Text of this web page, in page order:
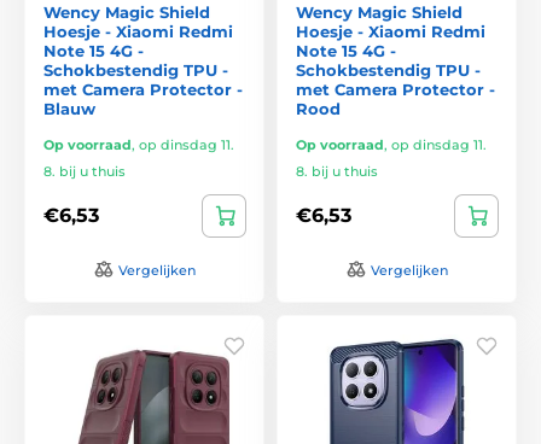
Wency Magic Shield
Hoesje - Xiaomi Redmi
Note 15 4G -
Schokbestendig TPU -
met Camera Protector -
Blauw
Op voorraad, op dinsdag 11.
8. bij u thuis
€6,53
Vergelijken
Wency Magic Shield
Hoesje - Xiaomi Redmi
Note 15 4G -
Schokbestendig TPU -
met Camera Protector -
Rood
Op voorraad, op dinsdag 11.
8. bij u thuis
€6,53
Vergelijken